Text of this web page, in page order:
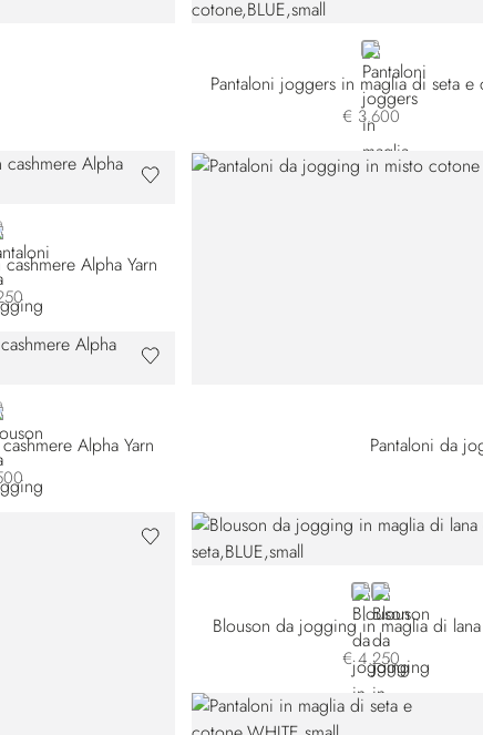
BLUE
Pantaloni joggers in maglia di seta e
€ 3.600
Alpha Yarn
Pantaloni da
Alpha Yarn
BLUEGREEN
Blouson da jogging in maglia di
€ 4.250